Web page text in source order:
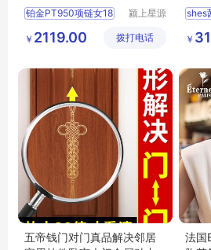
女士生日礼物
铂金PT950项链女18
颍上星源
有限公司
￥ 2119.00 拨打电话
工别
shes
￥
五帝钱门对门真品解决邻居
法国